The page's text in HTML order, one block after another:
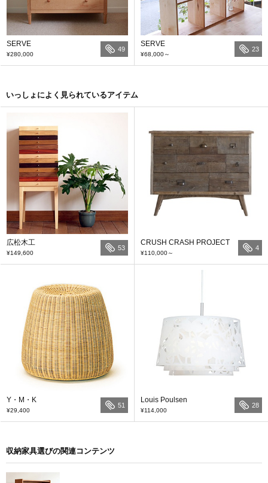
SERVE
¥280,000
49
SERVE
¥68,000～
23
いっしょによく見られているアイテム
広松木工
¥149,600
53
CRUSH CRASH PROJECT
¥110,000～
4
Y・M・K
¥29,400
51
Louis Poulsen
¥114,000
28
収納家具選びの関連コンテンツ